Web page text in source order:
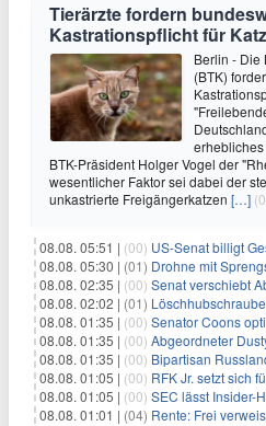
Tierärzte fordern
Kastrationspflicht für
Berlin - Die
(BTK)
BTK-Präsident Holger Vogel der
wesentlicher Faktor sei dabei der
unkastrierte Freigängerkatzen […]
08.08. 05:51 | (00) US-Senat billigt
08.08. 05:30 | (01) Drohne mit
08.08. 02:35 | (00) Senat verschiebt Abstimmung über das
08.08. 02:02 | (01)
08.08. 01:35 | (00) Senator Coons optimistisch über
08.08. 01:35 | (00) Abgeordneter Dusty Johnson setzt sich
08.08. 01:35 | (00) Bipartisan Russland-
08.08. 01:05 | (00) RFK Jr. setzt sich für vielfältige
08.08. 01:05 | (00) SEC lässt Insider-
08.08. 01:01 | (04) Rente: Frei verweist